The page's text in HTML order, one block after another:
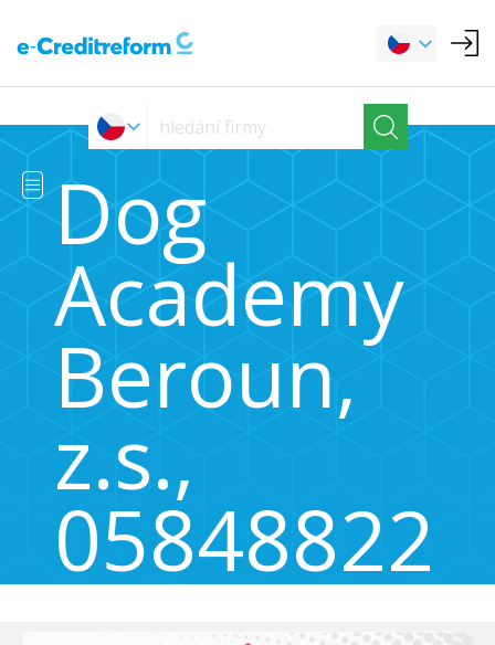
Dog
Academy
Beroun,
z.s.,
05848822